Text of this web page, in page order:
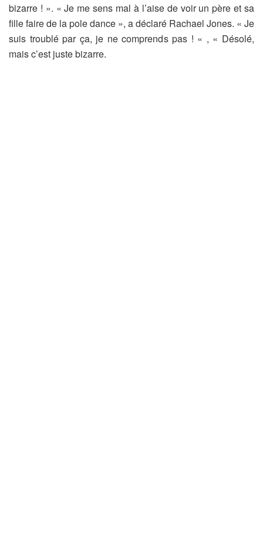
bizarre ! ». « Je me sens mal à l’aise de voir un père et sa
fille faire de la pole dance », a déclaré Rachael Jones. « Je
suis troublé par ça, je ne comprends pas ! « , « Désolé,
mais c’est juste bizarre.